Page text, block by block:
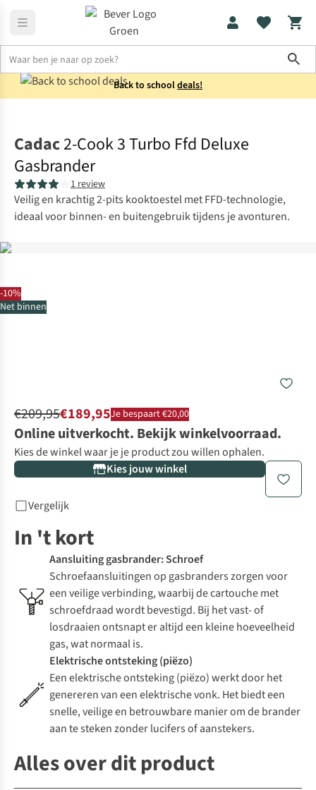
Back to schooldeals!
-10%
Net binnen
Cadac2-Cook 3 Turbo Ffd Deluxe
Gasbrander
1 review
Veilig en krachtig 2-pits kooktoestel met FFD-technologie,
ideaal voor binnen- en buitengebruik tijdens je avonturen.
€209,95€189,95Je bespaart €20,00
Online uitverkocht. Bekijk winkelvoorraad.
Kies de winkel waar je je product zou willen ophalen.
Kies jouw winkel
Vergelijk
In 't kort
Aansluiting gasbrander: Schroef
Schroefaansluitingen op gasbranders zorgen voor
een veilige verbinding, waarbij de cartouche met
schroefdraad wordt bevestigd. Bij het vast- of
losdraaien ontsnapt er altijd een kleine hoeveelheid
gas, wat normaal is.
Elektrische ontsteking (piëzo)
Een elektrische ontsteking (piëzo) werkt door het
genereren van een elektrische vonk. Het biedt een
snelle, veilige en betrouwbare manier om de brander
aan te steken zonder lucifers of aanstekers.
Alles over dit product